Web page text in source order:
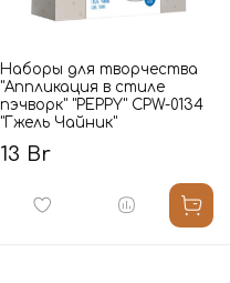
Наборы для творчества
"Аппликация в стиле
пэчворк" "PEPPY" CPW-0134
"Гжель Чайник"
13 Br